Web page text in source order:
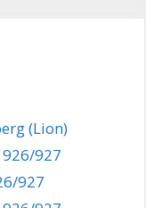
(Lion)
926/927
927